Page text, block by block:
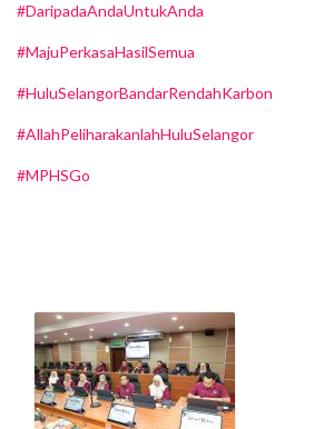
#DaripadaAndaUntukAnda
#MajuPerkasaHasilSemua
#HuluSelangorBandarRendahKarbon
#AllahPeliharakanlahHuluSelangor
#MPHSGo